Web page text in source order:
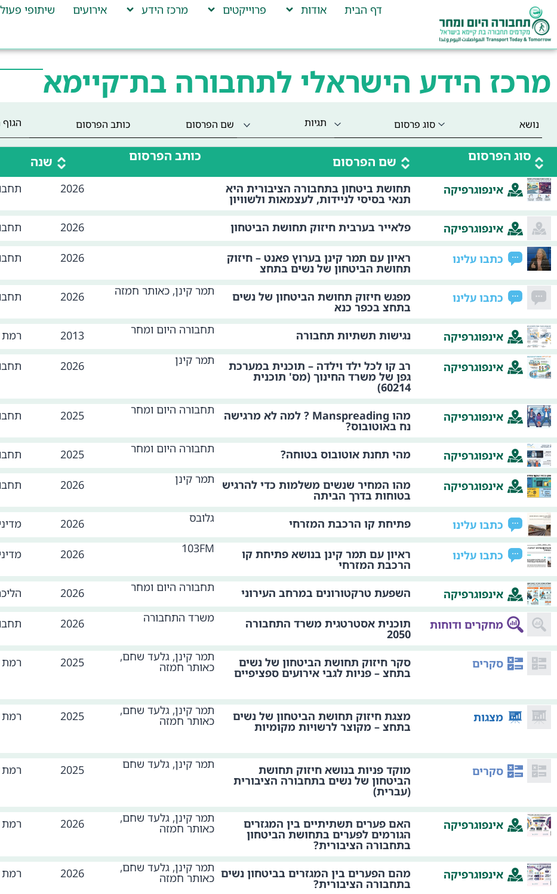
דף הבית אודות פרוייקטים מרכז הידע אירועים שיתופי
מרכז הידע הישראלי לתחבורה בת־קיימא
תגיות
סוג הפרסום שם הפרסום כותב הפרסום שנה
אינפוגרפיקה תחושת ביטחון בתחבורה הציבורית היא
תנאי בסיסי לניידות, לעצמאות ולשוויון
2026
אינפוגרפיקה
פלאייר בערבית חיזוק תחושת הביטחון 2026
כתבו עלינו ראיון עם תמר קינן בערוץ פאנט – חיזוק
תחושת הביטחון של נשים בתחצ
2026
כתבו עלינו מפגש חיזוק תחושת הביטחון של נשים
בתחצ בכפר כנא
תמר קינן, כאותר חמזה 2026
אינפוגרפיקה נגישות תשתיות תחבורה תחבורה היום ומחר 2013 רמת
אינפוגרפיקה רב קו לכל ילד וילדה – תוכנית במערכת
גפן של משרד החינוך (מס' תוכנית
60214)
תמר קינן 2026
אינפוגרפיקה מהו Manspreading ? למה לא מרגישה
נח באוטובוס?
תחבורה היום ומחר 2025
אינפוגרפיקה מהי תחנת אוטובוס בטוחה? תחבורה היום ומחר 2025
אינפוגרפיקה מהו המחיר שנשים משלמות כדי להרגיש
בטוחות בדרך הביתה
תמר קינן 2026
כתבו עלינו פתיחת קו הרכבת המזרחי גלובס 2026
כתבו עלינו ראיון עם תמר קינן בנושא פתיחת קו
הרכבת המזרחי
103FM
2026
אינפוגרפיקה השפעת טרקטורונים במרחב העירוני תחבורה היום ומחר 2026
מחקרים ודוחות תוכנית אסטרטגית משרד התחבורה
2050
משרד התחבורה 2026
סקרים סקר חיזוק תחושת הביטחון של נשים
בתחצ – פניות לגבי אירועים ספציפיים
תמר קינן, גלעד שחם,
כאותר חמזה 2025 רמת
מצגות
מצגת חיזוק תחושת הביטחון של נשים
בתחצ – מקוצר לרשויות מקומיות
תמר קינן, גלעד שחם,
כאותר חמזה 2025 רמת
סקרים
מוקד פניות בנושא חיזוק תחושת
הביטחון של נשים בתחבורה הציבורית
(עברית)
תמר קינן, גלעד שחם 2025 רמת
אינפוגרפיקה
האם פערים תשתיתיים בין המגזרים
הגורמים לפערים בתחושת הביטחון
בתחבורה הציבורית?
תמר קינן, גלעד שחם,
כאותר חמזה 2026 רמת
אינפוגרפיקה מהם הפערים בין המגזרים בביטחון נשים
בתחבורה הציבורית?
תמר קינן, גלעד שחם,
כאותר חמזה 2026 רמת